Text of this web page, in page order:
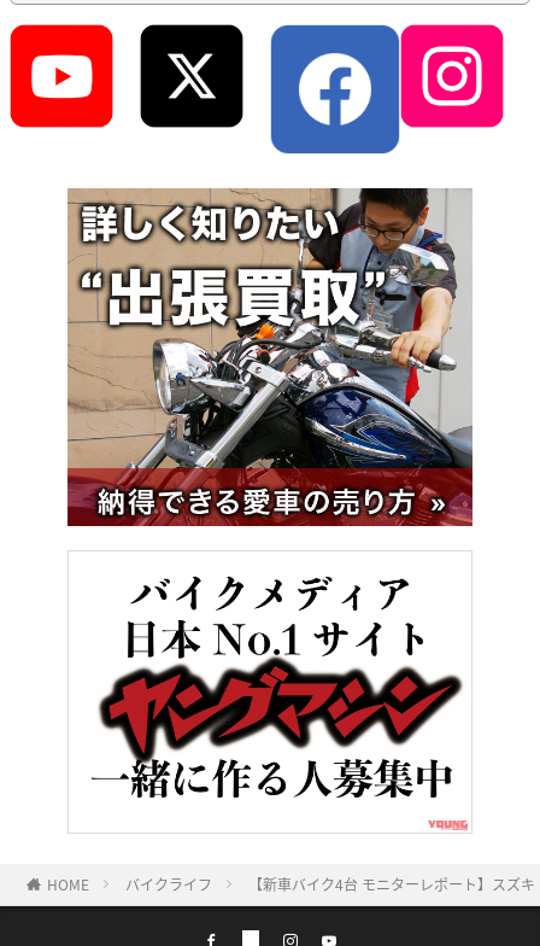
HOME バイクライフ 【新車バイク4台 モニターレポート】スズ